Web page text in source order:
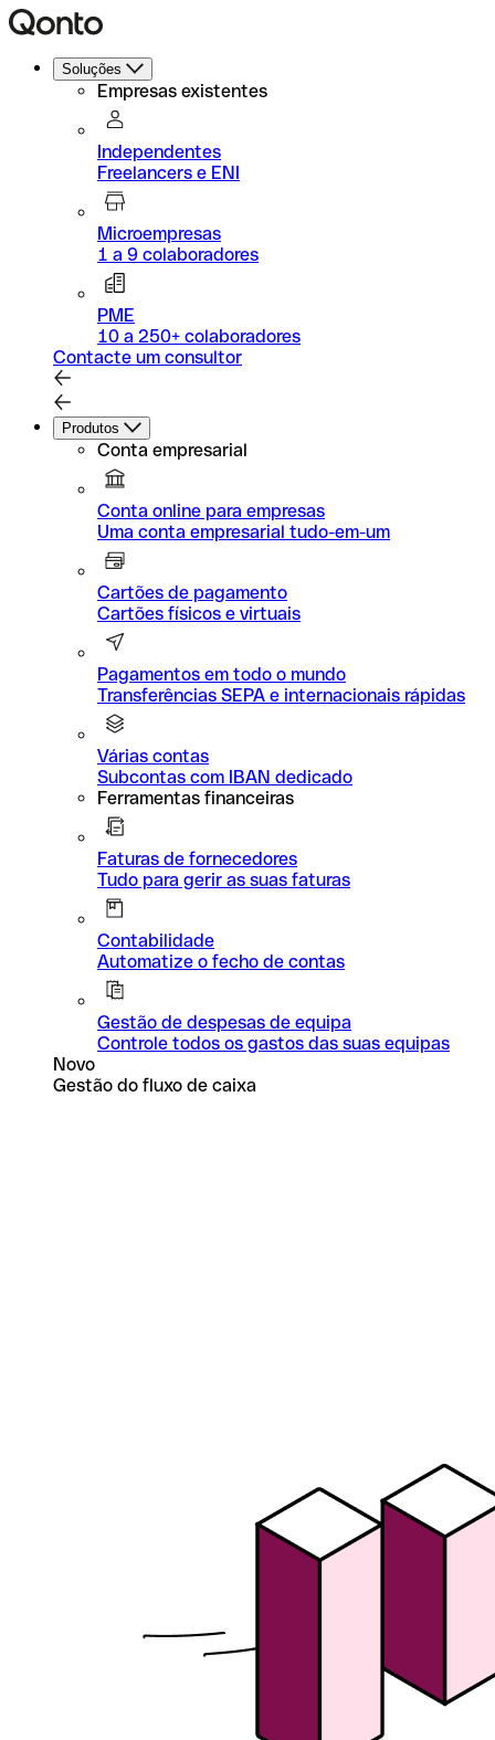
Soluções
Empresas existentes
Independentes
Freelancers e ENI
Microempresas
1 a 9 colaboradores
PME
10 a 250+ colaboradores
Contacte um consultor
Produtos
Conta empresarial
Conta online para empresas
Uma conta empresarial tudo-em-um
Cartões de pagamento
Cartões físicos e virtuais
Pagamentos em todo o mundo
Transferências SEPA e internacionais rápidas
Várias contas
Subcontas com IBAN dedicado
Ferramentas financeiras
Faturas de fornecedores
Tudo para gerir as suas faturas
Contabilidade
Automatize o fecho de contas
Gestão de despesas de equipa
Controle todos os gastos das suas equipas
Novo
Gestão do fluxo de caixa